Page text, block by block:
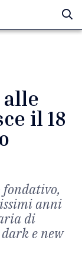
alle
il 18
anni
di
e new